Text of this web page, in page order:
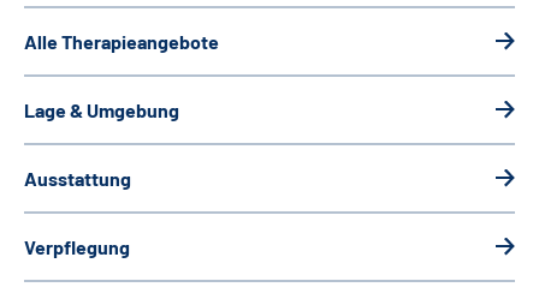
Alle Therapieangebote
Lage & Umgebung
Ausstattung
Verpflegung